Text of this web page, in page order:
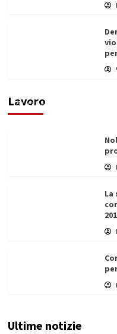
Lavoro
Vino in Italia: il giro
Filippo Cardinale
La
Ultime notizie